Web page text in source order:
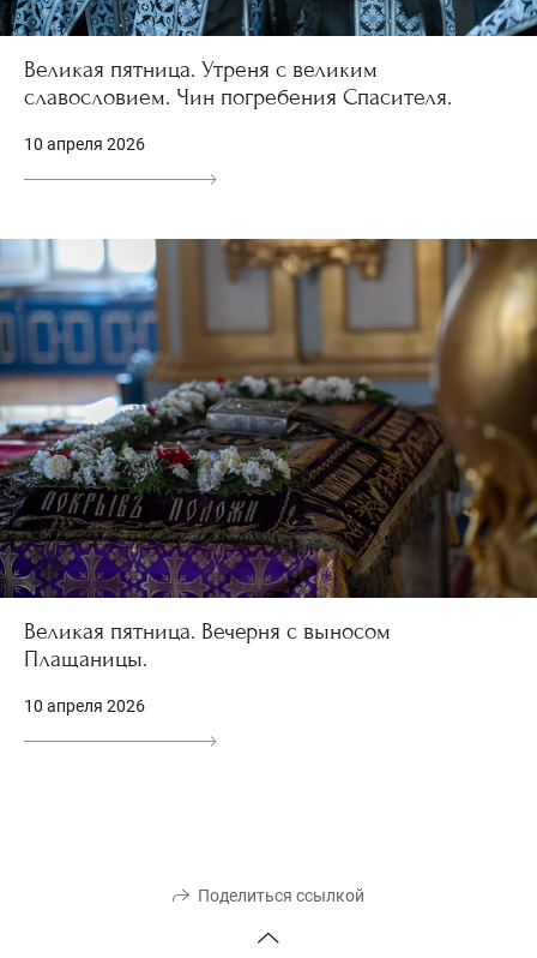
Великая пятница. Утреня с великим
славословием. Чин погребения Спасителя.
10 апреля 2026
Великая пятница. Вечерня с выносом
Плащаницы.
10 апреля 2026
Поделиться ссылкой